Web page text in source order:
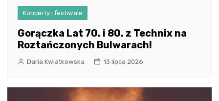
Koncerty i festiwale
Gorączka Lat 70. i 80. z Technix na
Roztańczonych Bulwarach!
Daria Kwiatkowska 13 lipca 2026